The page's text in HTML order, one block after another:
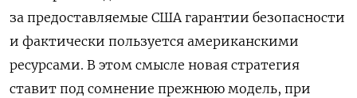
за предоставляемые США гарантии безопасности
и фактически пользуется американскими
ресурсами. В этом смысле новая стратегия
ставит под сомнение прежнюю модель, при